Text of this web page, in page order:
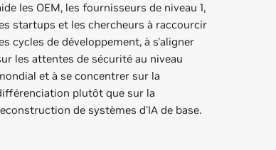
les OEM, les fournisseurs de niveau 1,
startups et les chercheurs à raccourcir
cycles de développement, à s'aligner
les attentes de sécurité au niveau
et à se concentrer sur la
plutôt que sur la
de systèmes d'IA de base.